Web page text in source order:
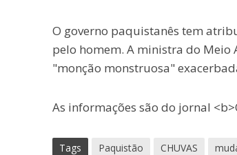
O governo paquistanês tem
pelo homem. A ministra do Meio
"monção monstruosa"
As informações são do jornal
Tags Paquistão CHUVAS